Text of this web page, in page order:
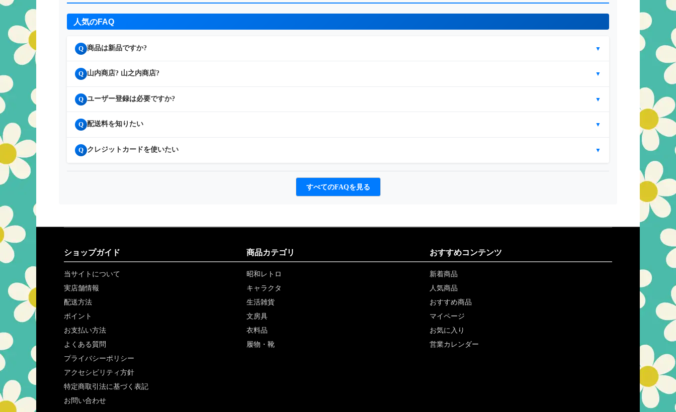
人気のFAQ
Q 商品は新品ですか? ▼
Q 山内商店? 山之内商店? ▼
Q ユーザー登録は必要ですか? ▼
Q 配送料を知りたい ▼
Q クレジットカードを使いたい ▼
すべてのFAQを見る
ショップガイド
当サイトについて
実店舗情報
配送方法
ポイント
お支払い方法
よくある質問
プライバシーポリシー
アクセシビリティ方針
特定商取引法に基づく表記
お問い合わせ
商品カテゴリ
昭和レトロ
キャラクタ
生活雑貨
文房具
衣料品
履物・靴
おすすめコンテンツ
新着商品
人気商品
おすすめ商品
マイページ
お気に入り
営業カレンダー